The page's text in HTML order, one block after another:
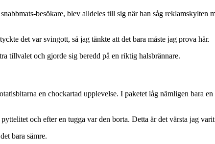
besökare, blev alldeles till sig när han såg
det var svingott, så jag tänkte att det bara måste jag prova här.
tillvalet och gjorde sig beredd på en riktig halsbrännare.
en chockartad upplevelse. I paketet låg nämligen bara
och efter en tugga var den borta. Detta är det värsta jag
bara sämre.